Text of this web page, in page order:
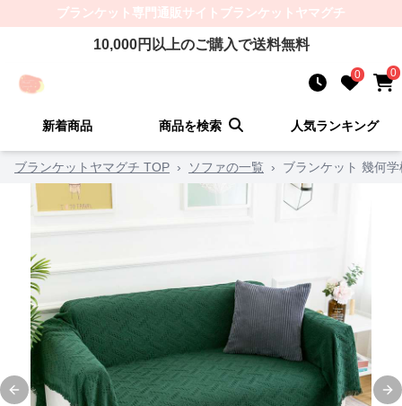
ブランケット 専門通販サイト ブランケットヤマグチ
10,000円以上のご購入で送料無料
0 0
新着商品 商品を検索 人気ランキング
ブランケットヤマグチ TOP › ソファの一覧 › ブランケット 幾何
Previous slide